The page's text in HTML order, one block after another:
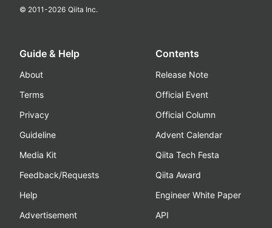
© 2011-2026 Qiita Inc.
Guide & Help
About
Terms
Privacy
Guideline
Media Kit
Feedback/Requests
Help
Advertisement
Contents
Release Note
Official Event
Official Column
Advent Calendar
Qiita Tech Festa
Qiita Award
Engineer White Paper
API